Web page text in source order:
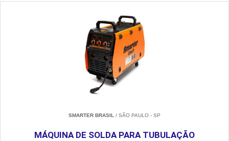
SMARTER BRASIL / SÃO PAULO - SP
MÁQUINA DE SOLDA PARA TUBULAÇÃO